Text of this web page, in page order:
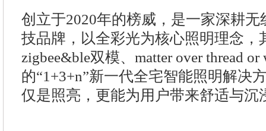
创立于2020年的榜威，是一家深耕
技品牌，以全彩光为核心照明理念，
zigbee&ble双模、matter over thread
的“1+3+n”新一代全宅智能照明解决
仅是照亮，更能为用户带来舒适与沉